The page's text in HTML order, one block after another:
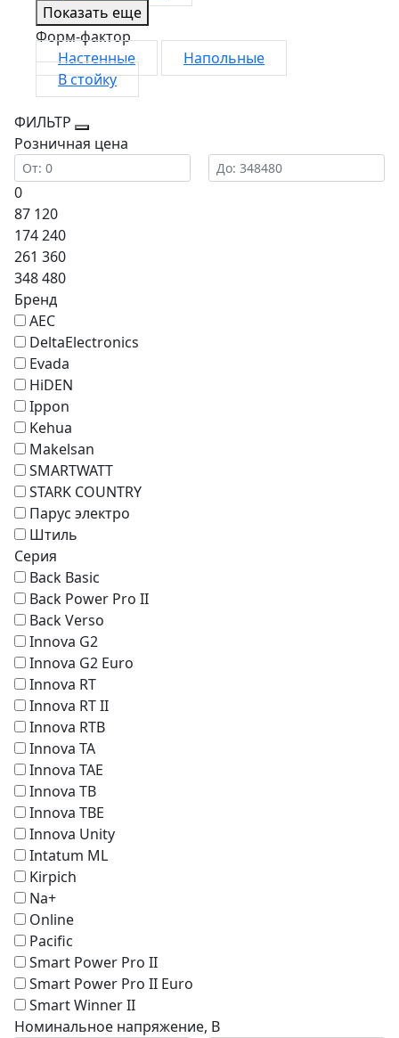
Показать еще
Форм-фактор
Настенные
Напольные
В стойку
ФИЛЬТР
Розничная цена
0
87 120
174 240
261 360
348 480
Бренд
AEC
DeltaElectronics
Evada
HiDEN
Ippon
Kehua
Makelsan
SMARTWATT
STARK COUNTRY
Парус электро
Штиль
Серия
Back Basic
Back Power Pro II
Back Verso
Innova G2
Innova G2 Euro
Innova RT
Innova RT II
Innova RTB
Innova TA
Innova TAE
Innova TB
Innova TBE
Innova Unity
Intatum ML
Kirpich
Na+
Online
Pacific
Smart Power Pro II
Smart Power Pro II Euro
Smart Winner II
Номинальное напряжение, В